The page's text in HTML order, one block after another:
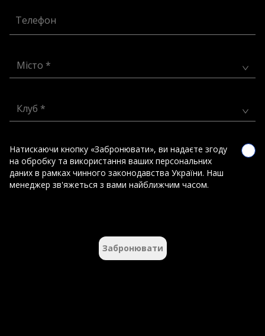
Телефон
Місто *
Клуб *
Натискаючи кнопку «Забронювати», ви надаєте згоду
на обробку та використання ваших персональних
даних в рамках чинного законодавства України. Наш
менеджер зв'яжеться з вами найближчим часом.
Забронювати